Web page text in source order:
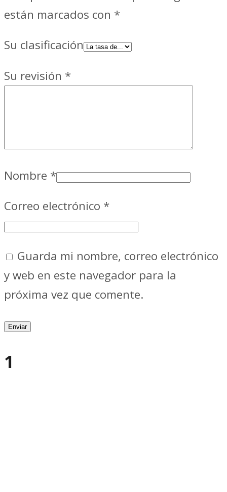
están marcados con *
Su clasificación
Su revisión *
Nombre *
Correo electrónico *
Guarda mi nombre, correo electrónico
y web en este navegador para la
próxima vez que comente.
1